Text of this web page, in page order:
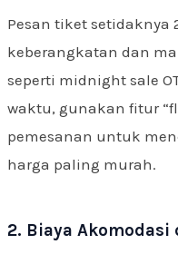
Pesan tiket setidaknya
keberangkatan dan
seperti midnight sale
waktu, gunakan fitur
pemesanan untuk
harga paling murah.
2. Biaya Akomodasi